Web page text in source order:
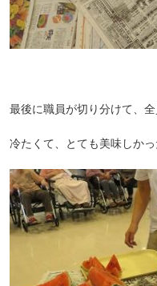
最後に職員が切り分けて、
冷たくて、とても美味しか